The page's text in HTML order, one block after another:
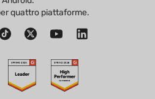
quattro piattaforme.